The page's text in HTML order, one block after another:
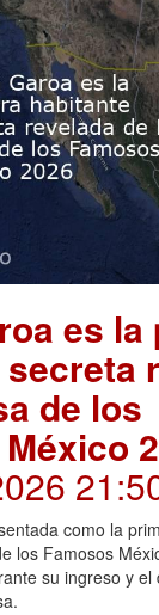
es
de los
como la
los Famosos
su ingreso y el